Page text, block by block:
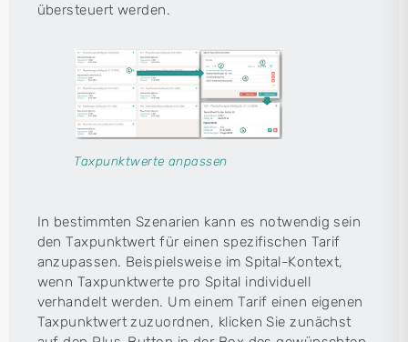
übersteuert werden.
Taxpunktwerte anpassen
In bestimmten Szenarien kann es notwendig sein
den Taxpunktwert für einen spezifischen Tarif
anzupassen. Beispielsweise im Spital-Kontext,
wenn Taxpunktwerte pro Spital individuell
verhandelt werden. Um einem Tarif einen eigenen
Taxpunktwert zuzuordnen, klicken Sie zunächst